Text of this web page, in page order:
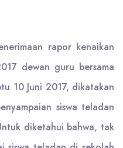
rapor kenaikan
dewan guru bersama
10 Juni 2017, dikatakan
siswa teladan
diketahui bahwa, tak